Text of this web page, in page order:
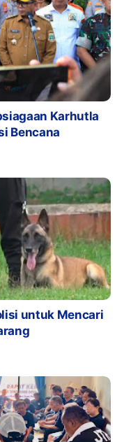
Karhutla
Bencana
untuk Mencari